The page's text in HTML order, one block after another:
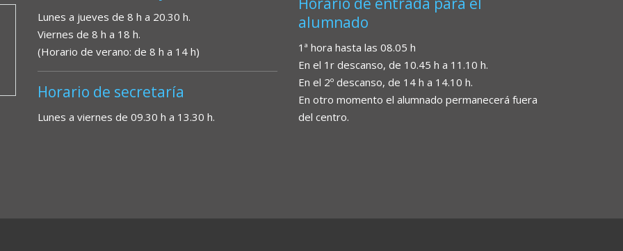
Lunes a jueves de 8 h a 20.30 h.
Viernes de 8 h a 18 h.
(Horario de verano: de 8 h a 14 h)
Horario de secretaría
Lunes a viernes de 09.30 h a 13.30 h.
alumnado
1ª hora hasta las 08.05 h
En el 1r descanso, de 10.45 h a 11.10 h.
En el 2º descanso, de 14 h a 14.10 h.
En otro momento el alumnado permanecerá fuera
del centro.